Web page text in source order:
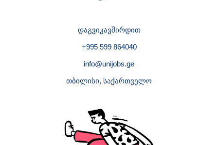
დაგვიკავშირდით
+995 599 864040
info@unijobs.ge
თბილისი, საქართველო